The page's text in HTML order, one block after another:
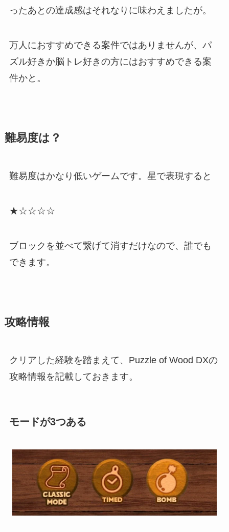
ったあとの達成感はそれなりに味わえましたが。
万人におすすめできる案件ではありませんが、パ
ズル好きか脳トレ好きの方にはおすすめできる案
件かと。
難易度は？
難易度はかなり低いゲームです。星で表現すると
★☆☆☆☆
ブロックを並べて繋げて消すだけなので、誰でも
できます。
攻略情報
クリアした経験を踏まえて、Puzzle of Wood DXの
攻略情報を記載しておきます。
モードが3つある